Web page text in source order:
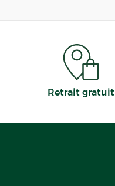
Retrait gratuit